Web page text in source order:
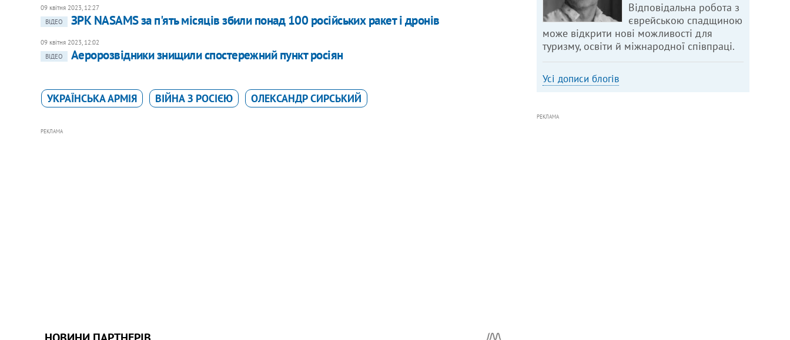
09 квітня 2023, 12:27
ВІДЕО
ЗРК NASAMS за п'ять місяців збили понад 100 російських ракет і дронів
09 квітня 2023, 12:02
ВІДЕО
Аеророзвідники знищили спостережний пункт росіян
УКРАЇНСЬКА АРМІЯ ВІЙНА З РОСІЄЮ ОЛЕКСАНДР СИРСЬКИЙ
РЕКЛАМА
Відповідальна робота з
єврейською спадщиною
може відкрити нові можливості для
туризму, освіти й міжнародної співпраці.
Усі дописи блогів
РЕКЛАМА